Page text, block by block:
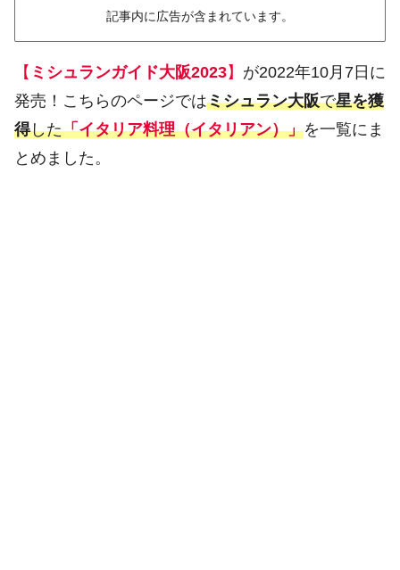
記事内に広告が含まれています。
【 ミシュランガイド大阪2023】 が2022年10月7日に
発売！こちらのページではミシュラン大阪で星を獲
得した「イタリア料理（イタリアン）」を一覧にま
とめました。